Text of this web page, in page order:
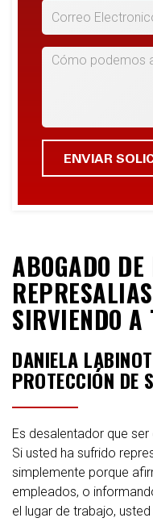
*Correo
Cómo podemos
ABOGADO
SIRVIENDO A
DANIELA
PROTECCIÓN DE
Es desalentador que
Si usted ha sufrido
simplemente porque
empleados, o
el lugar de trabajo,